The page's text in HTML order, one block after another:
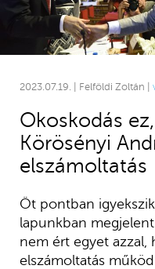
2023.07.19. | Felföldi Zoltán |
Okoskodás
Körösényi
elszámoltatás
Öt pontban
lapunkban
nem ért egyet
elszámoltatás